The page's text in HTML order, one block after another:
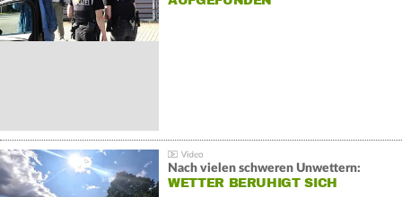
Nach vielen schweren Unwettern:
WETTER BERUHIGT SICH